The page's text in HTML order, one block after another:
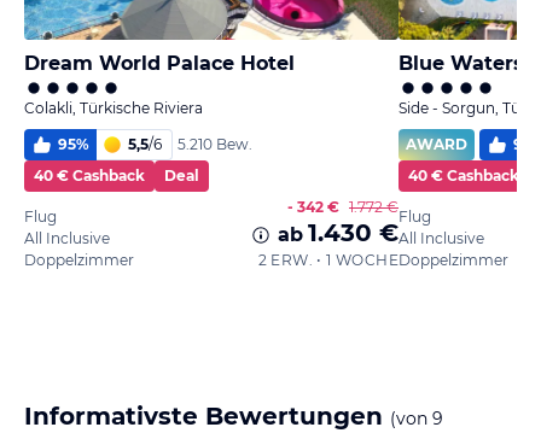
Dream World Palace Hotel
Colakli, Türkische Riviera
95% 5,5/6
5.210 Bew.
40 € Cashback
Deal
Flug
All Inclusive
Doppelzimmer
- 342 € 1.772 €
ab 1.430 €
2 ERW. • 1 WOCHE
Blue Waters
Side - Sorgun,
AWARD
99
40 € Cashback
Flug
All Inclusive
Doppelzimmer
Informativste Bewertungen (von 9